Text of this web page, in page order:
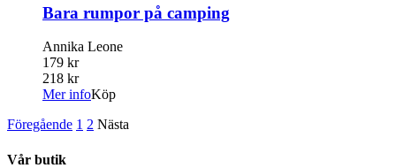
Bara rumpor på camping
Annika Leone
179 kr
218 kr
Mer infoKöp
Föregående 1 2 Nästa
Vår butik